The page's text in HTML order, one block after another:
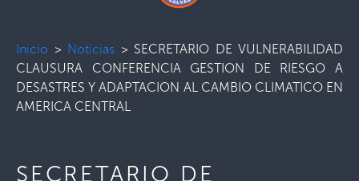
Inicio > Noticias > SECRETARIO DE VULNERABILIDAD
CLAUSURA CONFERENCIA GESTION DE RIESGO A
DESASTRES Y ADAPTACION AL CAMBIO CLIMATICO EN
AMERICA CENTRAL
SECRETARIO DE